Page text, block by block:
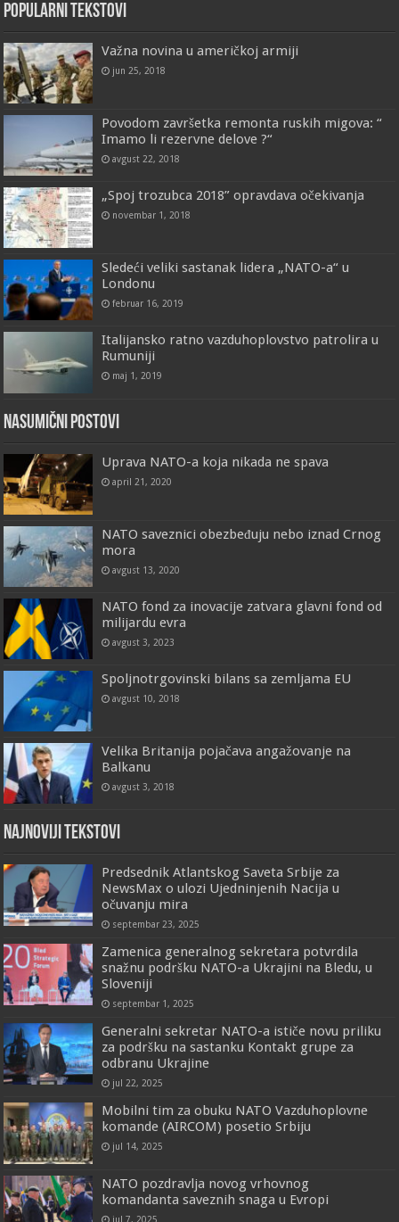
Popularni tekstovi
Važna novina u američkoj armiji
jun 25, 2018
Povodom završetka remonta ruskih migova: “
Imamo li rezervne delove ?“
avgust 22, 2018
„Spoj trozubca 2018” opravdava očekivanja
novembar 1, 2018
Sledeći veliki sastanak lidera „NATO-a“ u
Londonu
februar 16, 2019
Italijansko ratno vazduhoplovstvo patrolira u
Rumuniji
maj 1, 2019
Nasumični postovi
Uprava NATO-a koja nikada ne spava
april 21, 2020
NATO saveznici obezbeđuju nebo iznad Crnog
mora
avgust 13, 2020
NATO fond za inovacije zatvara glavni fond od
milijardu evra
avgust 3, 2023
Spoljnotrgovinski bilans sa zemljama EU
avgust 10, 2018
Velika Britanija pojačava angažovanje na
Balkanu
avgust 3, 2018
Najnoviji tekstovi
Predsednik Atlantskog Saveta Srbije za
NewsMax o ulozi Ujedninjenih Nacija u
očuvanju mira
septembar 23, 2025
Zamenica generalnog sekretara potvrdila
snažnu podršku NATO-a Ukrajini na Bledu, u
Sloveniji
septembar 1, 2025
Generalni sekretar NATO-a ističe novu priliku
za podršku na sastanku Kontakt grupe za
odbranu Ukrajine
jul 22, 2025
Mobilni tim za obuku NATO Vazduhoplovne
komande (AIRCOM) posetio Srbiju
jul 14, 2025
NATO pozdravlja novog vrhovnog
komandanta saveznih snaga u Evropi
jul 7, 2025